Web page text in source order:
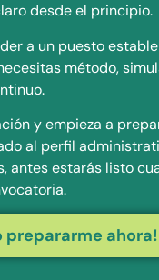
desde el principio.
a un puesto
método,
y empieza a
al perfil
antes estarás listo
prepararme ahora!